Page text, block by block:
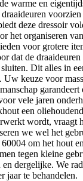
warme en
deze dressoir
het organiseren
voor grotere
dat de
Dit alles in
keuze voor
garandeert
vele jaren
een
wordt, vraagt
we wel het
60004 om het hout
tegen kleine
dergelijke. We
jaar te behandelen.